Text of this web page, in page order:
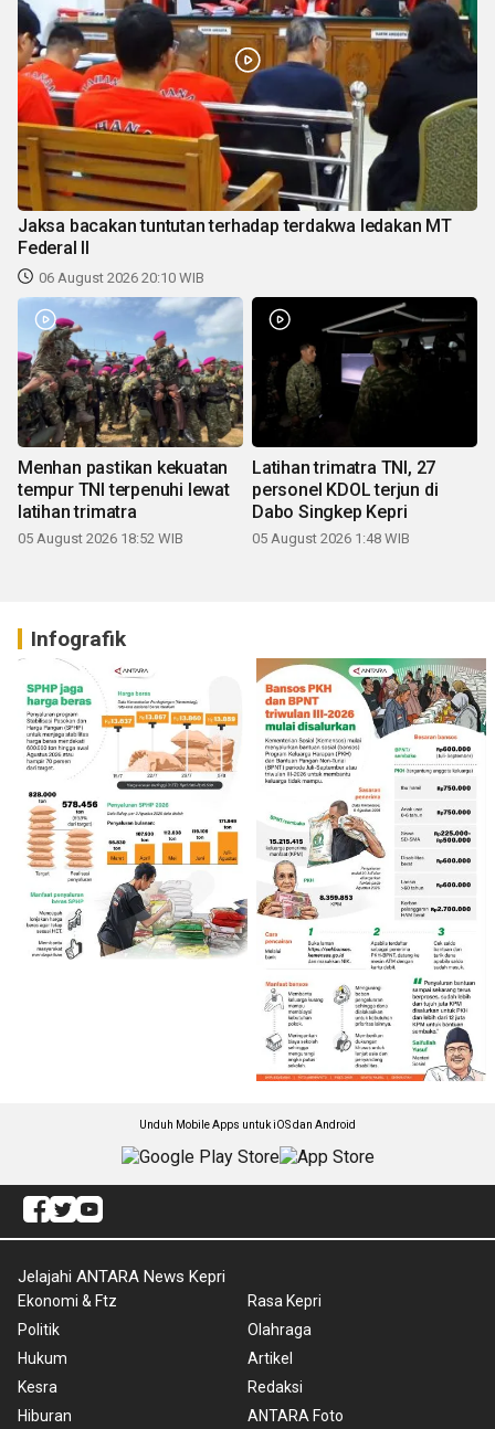
Jaksa bacakan tuntutan terhadap terdakwa ledakan MT
Federal II
06 August 2026 20:10 WIB
Menhan pastikan kekuatan
tempur TNI terpenuhi lewat
latihan trimatra
05 August 2026 18:52 WIB
Latihan trimatra TNI, 27
personel KDOL terjun di
Dabo Singkep Kepri
05 August 2026 1:48 WIB
Infografik
Unduh Mobile Apps untuk iOS dan Android
Jelajahi ANTARA News Kepri
Ekonomi & Ftz
Politik
Hukum
Kesra
Hiburan
Rasa Kepri
Olahraga
Artikel
Redaksi
ANTARA Foto